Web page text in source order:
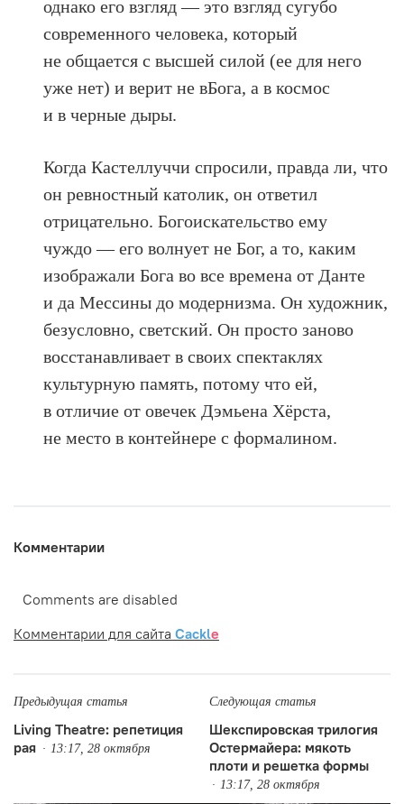
однако его взгляд — это взгляд сугубо
современного человека, который
не общается с высшей силой (ее для него
уже нет) и верит не вБога, а в космос
и в черные дыры.
Когда Кастеллуччи спросили, правда ли, что
он ревностный католик, он ответил
отрицательно. Богоискательство ему
чуждо — его волнует не Бог, а то, каким
изображали Бога во все времена от Данте
и да Мессины до модернизма. Он художник,
безусловно, светский. Он просто заново
восстанавливает в своих спектаклях
культурную память, потому что ей,
в отличие от овечек Дэмьена Хёрста,
не место в контейнере с формалином.
Комментарии
Comments are disabled
Комментарии для сайта Cackle
Предыдущая статья
Living Theatre: репетиция
рая
13:17, 28 октября
Следующая статья
Шекспировская трилогия
Остермайера: мякоть
плоти и решетка формы
13:17, 28 октября